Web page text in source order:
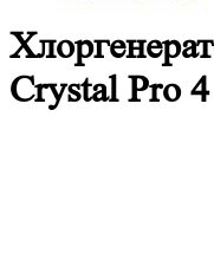
Crystal Pro